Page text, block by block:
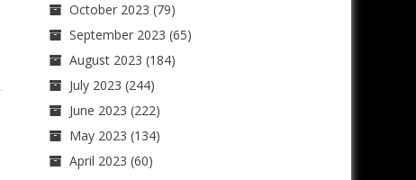
October 2023 (79)
September 2023 (65)
August 2023 (184)
July 2023 (244)
June 2023 (222)
May 2023 (134)
April 2023 (60)